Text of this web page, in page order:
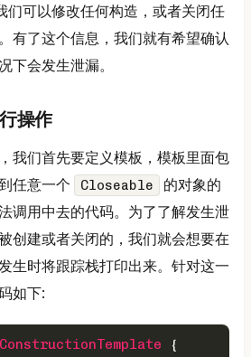
们可以修改任何构造，或者关闭任
有了这个信息，我们就有希望确认
下会发生泄漏。
操作
我们首先要定义模板，模板里面包
任意一个
Closeable
的对象的
调用中去的代码。为了了解发生泄
创建或者关闭的，我们就会想要在
生时将跟踪栈打印出来。针对这一
如下:
ConstructionTemplate {